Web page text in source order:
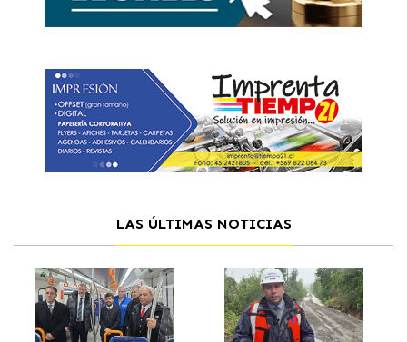
LAS ÚLTIMAS NOTICIAS